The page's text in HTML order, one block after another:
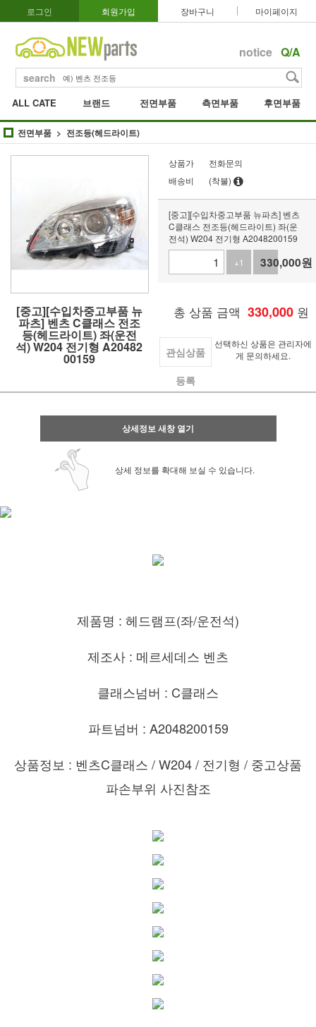
로그인 회원가입 장바구니 마이페이지
notice Q/A
search
ALL CATE 브랜드 전면부품 측면부품 후면부품
전면부품 전조등(헤드라이트)
[중고][수입차중고부품 뉴
파츠] 벤츠 C클래스 전조
등(헤드라이트) 좌(운전
석) W204 전기형 A20482
00159
상품가
전화문의
배송비
(착불)
[중고][수입차중고부품 뉴파츠] 벤츠
C클래스 전조등(헤드라이트) 좌(운
전석) W204 전기형 A2048200159
+1
-1
330,000원
총 상품 금액 330,000 원
관심상품
등록
선택하신 상품은 관리자에
게 문의하세요.
상세정보 새창 열기
상세 정보를 확대해 보실 수 있습니다.
제품명 : 헤드램프(좌/운전석)
제조사 : 메르세데스 벤츠
클래스넘버 : C클래스
파트넘버 : A2048200159
상품정보 : 벤츠C클래스 / W204 / 전기형 / 중고상품
파손부위 사진참조